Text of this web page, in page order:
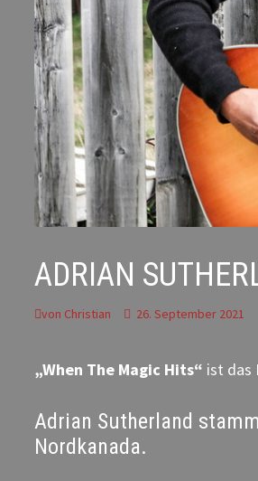
ADRIAN
von Christian 26. September 2021
„When The Magic Hits“ ist das
Adrian Sutherland
Nordkanada.